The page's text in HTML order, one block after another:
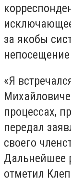
за якобы
«Я
процессах,
передал
своего
Дальнейшее
отметил